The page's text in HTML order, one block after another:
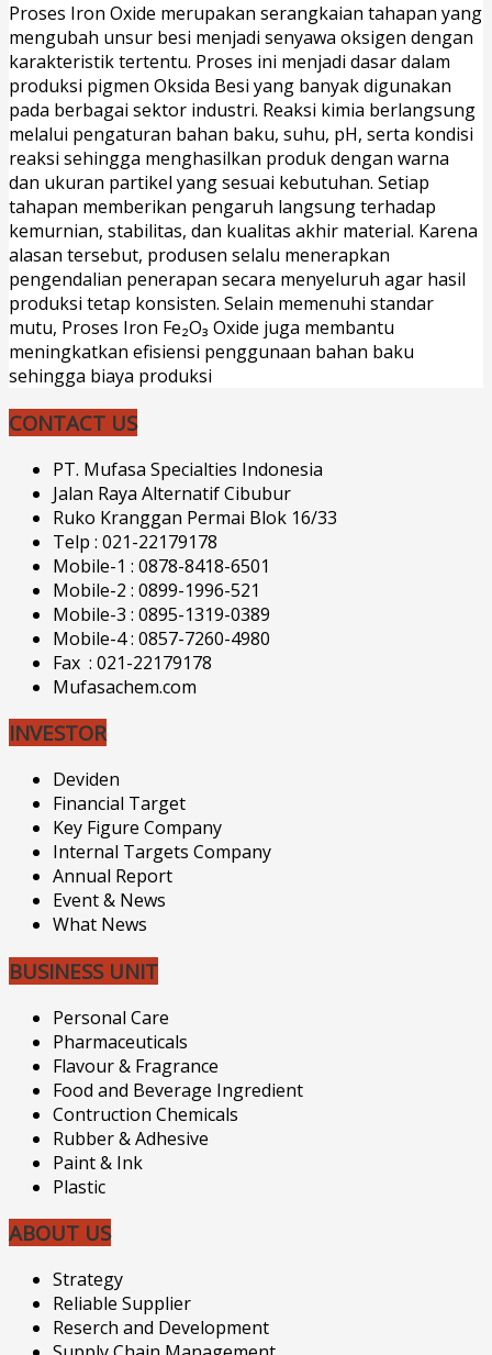
Proses Iron Oxide merupakan serangkaian tahapan yang
mengubah unsur besi menjadi senyawa oksigen dengan
karakteristik tertentu. Proses ini menjadi dasar dalam
produksi pigmen Oksida Besi yang banyak digunakan
pada berbagai sektor industri. Reaksi kimia berlangsung
melalui pengaturan bahan baku, suhu, pH, serta kondisi
reaksi sehingga menghasilkan produk dengan warna
dan ukuran partikel yang sesuai kebutuhan. Setiap
tahapan memberikan pengaruh langsung terhadap
kemurnian, stabilitas, dan kualitas akhir material. Karena
alasan tersebut, produsen selalu menerapkan
pengendalian penerapan secara menyeluruh agar hasil
produksi tetap konsisten. Selain memenuhi standar
mutu, Proses Iron Fe₂O₃ Oxide juga membantu
meningkatkan efisiensi penggunaan bahan baku
sehingga biaya produksi
CONTACT US
PT. Mufasa Specialties Indonesia
Jalan Raya Alternatif Cibubur
Ruko Kranggan Permai Blok 16/33
Telp : 021-22179178
Mobile-1 : 0878-8418-6501
Mobile-2 : 0899-1996-521
Mobile-3 : 0895-1319-0389
Mobile-4 : 0857-7260-4980
Fax : 021-22179178
Mufasachem.com
INVESTOR
Deviden
Financial Target
Key Figure Company
Internal Targets Company
Annual Report
Event & News
What News
BUSINESS UNIT
Personal Care
Pharmaceuticals
Flavour & Fragrance
Food and Beverage Ingredient
Contruction Chemicals
Rubber & Adhesive
Paint & Ink
Plastic
ABOUT US
Strategy
Reliable Supplier
Reserch and Development